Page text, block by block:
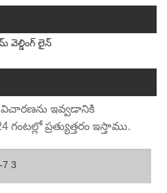
వెల్డింగ్ లైన్
ఇవ్వడానికి
ప్రత్యుత్తరం ఇస్తాము.